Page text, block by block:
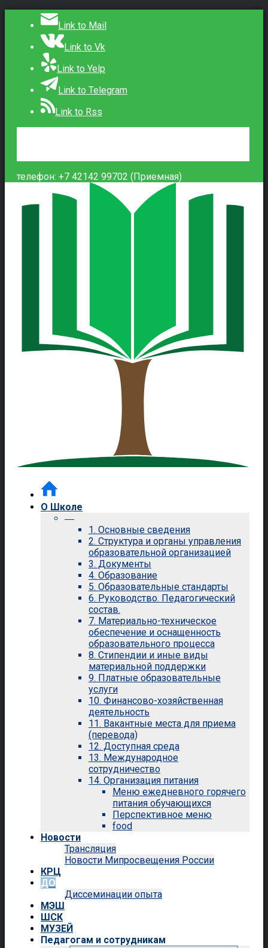
Link to Mail
Link to Vk
Link to Yelp
Link to Telegram
Link to Rss
телефон: +7 42142 99702 (Приемная)
О Школе
—
1. Основные сведения
2. Структура и органы управления
образовательной организацией
3. Документы
4. Образование
5. Образовательные стандарты
6. Руководство. Педагогический
состав.
7. Материально-техническое
обеспечение и оснащенность
образовательного процесса
8. Стипендии и иные виды
материальной поддержки
9. Платные образовательные
услуги
10. Финансово-хозяйственная
деятельность
11. Вакантные места для приема
(перевода)
12. Доступная среда
13. Международное
сотрудничество
14. Организация питания
Меню ежедневного горячего
питания обучающихся
Перспективное меню
food
Новости
Трансляция
Новости Мипросвещения России
КРЦ
ДО
Диссеминации опыта
МЭШ
ШСК
МУЗЕЙ
Педагогам и сотрудникам